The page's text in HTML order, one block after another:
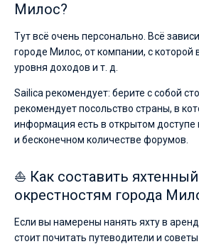
Милос?
Тут всё очень персонально. Всё
городе Милос, от компании, с которой
уровня доходов и т. д.
Sailica рекомендует: берите с собой
рекомендует посольство страны, в
информация есть в открытом доступе
и бесконечном количестве форумов.
⛵ Как составить
окрестностям города
Если вы намерены нанять яхту в
стоит почитать путеводители и